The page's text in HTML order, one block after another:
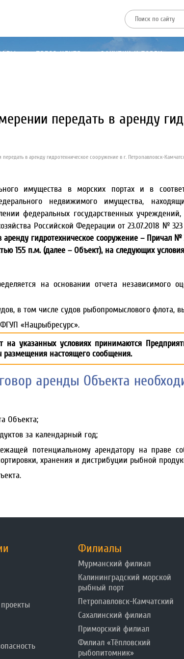
ПРЕСС-ЦЕНТР ЗАКУПКИ И ТОРГИ
передать в аренду
в аренду гидротехническое сооружение в г. Петропавловск-
имущества в морских портах и в
недвижимого имущества,
федеральных государственных
Российской Федерации от 23.07.2018 №
гидротехническое сооружение – Причал
155 п.м. (далее – Объект), на следующих
на основании отчета независимого
в том числе судов рыбопромыслового флота,
«Нацрыбресурс».
указанных условиях принимаются
размещения настоящего сообщения.
аренды Объекта
Объекта;
за календарный год;
потенциальному арендатору на праве
хранения и дистрибуции рыбной
Филиалы
Мурманский филиал
Калининградский морской
рыбный порт
Петропавловск-Камчатский
Сахалинский филиал
Приморский филиал
Филиал «Тёпловский
рыбопитомник»